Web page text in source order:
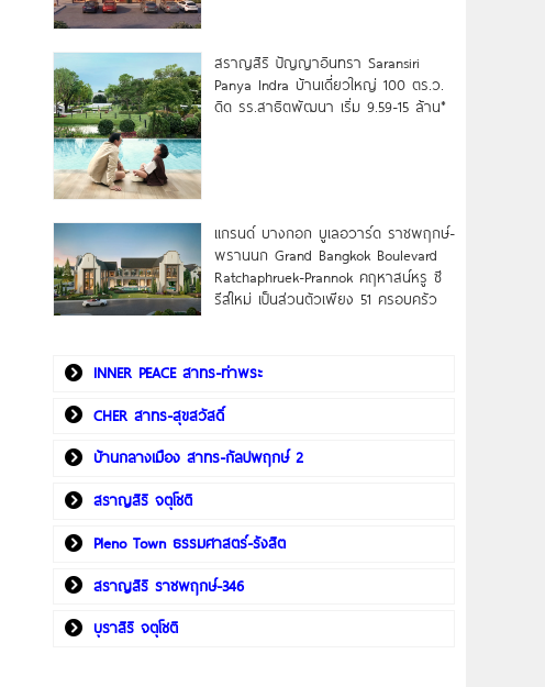
สราญสิริ ปัญญาอินทรา Saransiri
Panya Indra บ้านเดี่ยวใหญ่ 100 ตร.ว.
ดิด รร.สาธิตพัฒนา เริ่ม 9.59-15 ล้าน*
แกรนด์ บางกอก บูเลอวาร์ด ราชพฤกษ์-
พรานนก Grand Bangkok Boulevard
Ratchaphruek-Prannok คฤหาสน์หรู ซี
รีส์ใหม่ เป็นส่วนตัวเพียง 51 ครอบครัว
INNER PEACE สาทร-ท่าพระ
CHER สาทร-สุขสวัสดิ์
บ้านกลางเมือง สาทร-กัลปพฤกษ์ 2
สราญสิริ จตุโชติ
Pleno Town ธรรมศาสตร์-รังสิต
สราญสิริ ราชพฤกษ์-346
บุราสิริ จตุโชติ